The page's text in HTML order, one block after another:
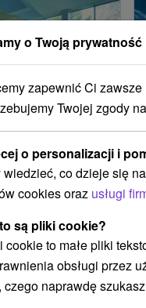
uzdrawiający
i duszy
opiekę
i dobroczynne
o Twoją prywatność
zapewnić Ci
Twojej zgody
o personalizacji i
wiedzieć, co dzieje się
cookies oraz usługi
są pliki cookie?
cookie to małe pliki
obsługi przez
czego naprawdę